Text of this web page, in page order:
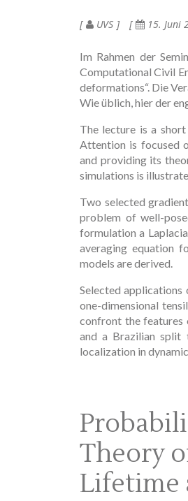
UVS 15. Juni
Im Rahmen der
Computational Civil
deformations“. Die
Wie üblich, hier der
The lecture is a
Attention is focused
and providing its
simulations is
Two selected
problem of well-
formulation a
averaging equation
models are derived.
Selected applications
one-dimensional
confront the features
and a Brazilian split
localization in
Theory
Lifetime